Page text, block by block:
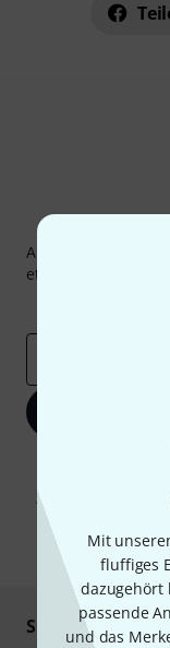
Mit
fluffiges
dazugehört
passende
und das
Abonniere den
etwas Glück einen
Inspirierende
Abmeldung ist
Sicher